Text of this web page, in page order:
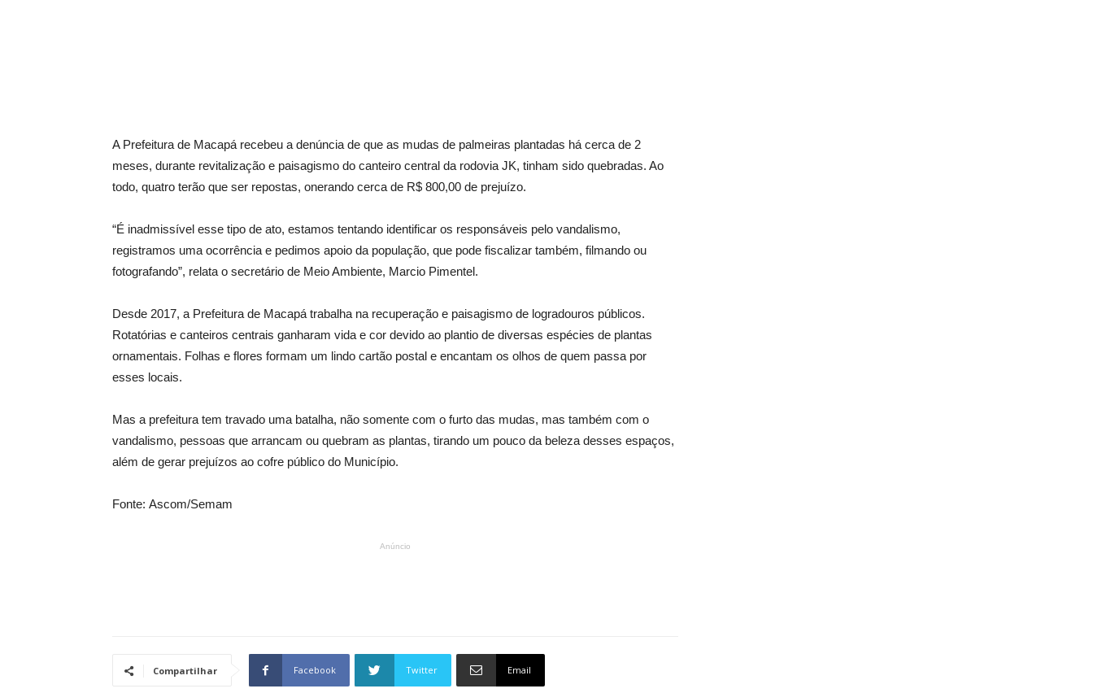
A Prefeitura de Macapá recebeu a denúncia de que as mudas de palmeiras plantadas há cerca de 2
meses, durante revitalização e paisagismo do canteiro central da rodovia JK, tinham sido quebradas. Ao
todo, quatro terão que ser repostas, onerando cerca de R$ 800,00 de prejuízo.
“É inadmissível esse tipo de ato, estamos tentando identificar os responsáveis pelo vandalismo,
registramos uma ocorrência e pedimos apoio da população, que pode fiscalizar também, filmando ou
fotografando”, relata o secretário de Meio Ambiente, Marcio Pimentel.
Desde 2017, a Prefeitura de Macapá trabalha na recuperação e paisagismo de logradouros públicos.
Rotatórias e canteiros centrais ganharam vida e cor devido ao plantio de diversas espécies de plantas
ornamentais. Folhas e flores formam um lindo cartão postal e encantam os olhos de quem passa por
esses locais.
Mas a prefeitura tem travado uma batalha, não somente com o furto das mudas, mas também com o
vandalismo, pessoas que arrancam ou quebram as plantas, tirando um pouco da beleza desses espaços,
além de gerar prejuízos ao cofre público do Município.
Fonte: Ascom/Semam
Anúncio
Compartilhar Facebook Twitter Email